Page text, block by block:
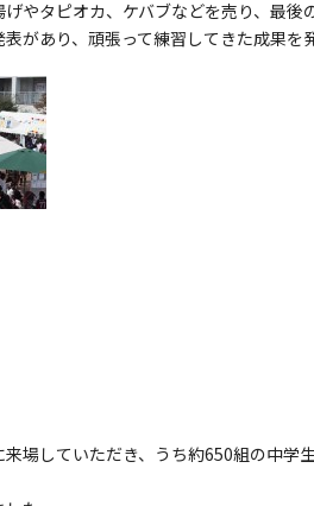
やタピオカ、ケバブなどを売り、最後
があり、頑張って練習してきた成果を
場していただき、うち約650組の中学